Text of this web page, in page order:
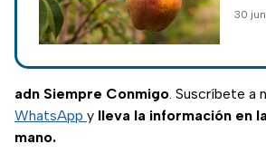
en
casa.
30
adn Siempre Conmigo. Suscríbete a
WhatsApp y lleva la información en
mano.